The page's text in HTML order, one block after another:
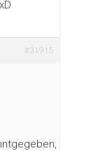
#31915